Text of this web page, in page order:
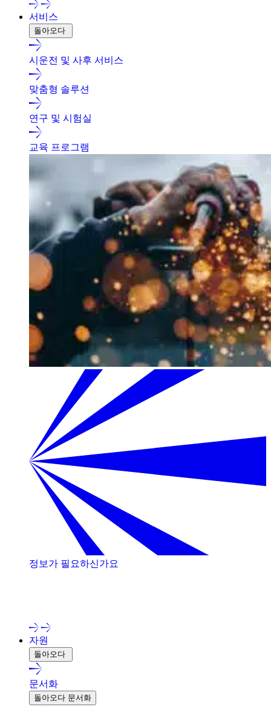
서비스
돌아오다
시운전 및 사후 서비스
맞춤형 솔루션
연구 및 시험실
교육 프로그램
정보가 필요하신가요
자원
돌아오다
문서화
돌아오다 문서화